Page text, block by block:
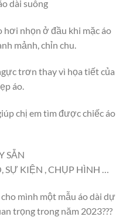
dài suông
hơi nhọn ở đầu khi mặc áo
mảnh, chỉn chu.
trơn thay vì họa tiết của
áo.
chị em tìm được chiếc áo
SẴN
SỰ KIỆN , CHỤP HÌNH …
mình một mẫu áo dài dự
trọng trong năm 2023???